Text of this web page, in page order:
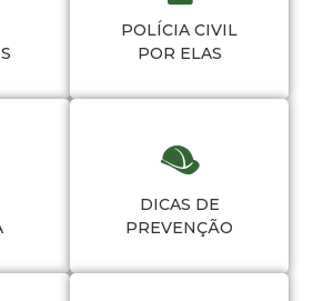
POLÍCIA CIVIL
POR ELAS
DICAS DE
PREVENÇÃO